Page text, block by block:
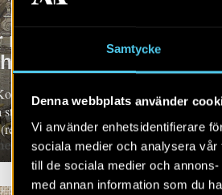
Samtycke
Denna webbplats använder
Vi använder enhetsidentifierare
sociala medier och analysera
till de sociala medier och
med annan information som du
mellan dröm och
av den
Göran Tagesson (red.),